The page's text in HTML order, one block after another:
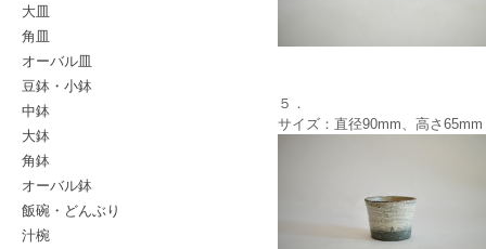
大皿
角皿
オーバル皿
豆鉢・小鉢
中鉢
大鉢
角鉢
オーバル鉢
飯碗・どんぶり
汁椀
５．
サイズ：直径90mm、高さ65mm